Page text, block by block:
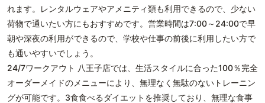
れます。レンタルウェアやアメニティ類も利用できるので、少ない
荷物で通いたい方にもおすすめです。営業時間は7:00～24:00で早
朝や深夜の利用ができるので、学校や仕事の前後に利用したい方で
も通いやすいでしょう。
24/7ワークアウト 八王子店では、生活スタイルに合った100％完全
オーダーメイドのメニューにより、無理なく無駄のないトレーニン
グが可能です。3食食べるダイエットを推奨しており、無理な食事